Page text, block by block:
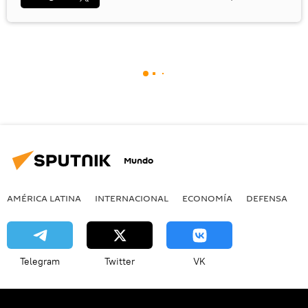
Mundo
AMÉRICA LATINA INTERNACIONAL ECONOMÍA DEFENSA
Telegram Twitter VK